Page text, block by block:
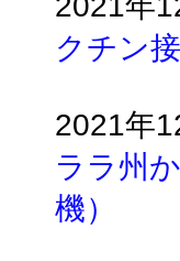
クチン
2021年
ララ州
機）